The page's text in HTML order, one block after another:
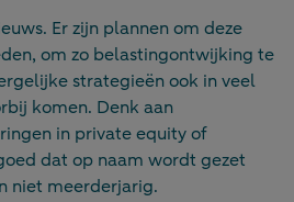
Er zijn plannen om deze
om zo belastingontwijking te
strategieën ook in veel
komen. Denk aan
in private equity of
dat op naam wordt gezet
niet meerderjarig.